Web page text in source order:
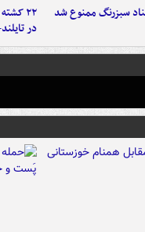
سبزرنگ ممنوع شد
۲۲
در